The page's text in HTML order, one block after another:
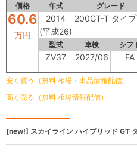
価格 年式 グレード
60.6
万円
2014
(平成26)
200GT-T タイ
型式 車検 シフ
ZV37 2027/06 FA
安く買う（無料 相場・出品情報配信）
高く売る（無料 相場情報配信）
[new!] スカイライン ハイブリッド GT